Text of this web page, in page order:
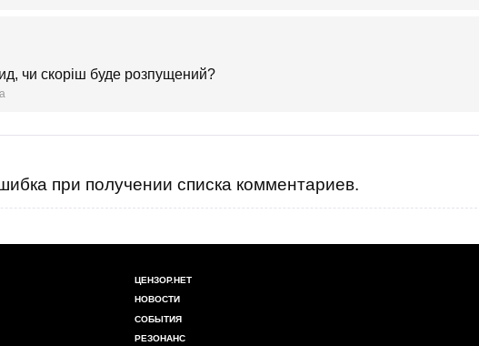
чи скоріш буде розпущений?
при получении списка комментариев.
ЦЕНЗОР.НЕТ
НОВОСТИ
СОБЫТИЯ
РЕЗОНАНС